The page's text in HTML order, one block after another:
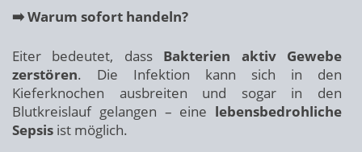
➡️ Warum sofort handeln?
Eiter bedeutet, dass Bakterien aktiv Gewebe
zerstören. Die Infektion kann sich in den
Kieferknochen ausbreiten und sogar in den
Blutkreislauf gelangen – eine lebensbedrohliche
Sepsis ist möglich.